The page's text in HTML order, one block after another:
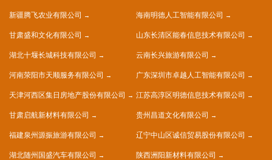
新疆腾飞农业有限公司 海南明德人工智能有限公司
甘肃盛和文化有限公司 山东长清区能春信息技术有限公司
湖北十堰长城科技有限公司 云南长兴旅游有限公司
河南荥阳市天顺服务有限公司 广东深圳市卓越人工智能有限公司
天津河西区集日房地产股份有限公司 江苏高淳区明德信息技术有限公司
甘肃启航新材料有限公司 贵州昌道文化有限公司
福建泉州源振旅游有限公司 辽宁中山区诚信贸易股份有限公司
湖北随州国盛汽车有限公司 陕西洲阳新材料有限公司